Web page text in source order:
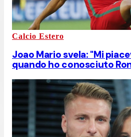
Calcio Estero
Joao Mario svela: "Mi
quando ho conosciuto